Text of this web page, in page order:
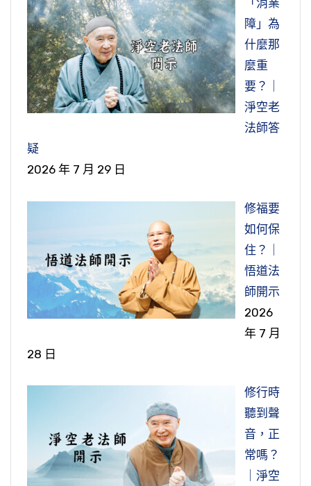
「消業
障」為
什麼那
麼重
要？｜
淨空老
法師答
疑
2026 年 7 月 29 日
修福要
如何保
住？｜
悟道法
師開示
2026
年 7 月
28 日
修行時
聽到聲
音，正
常嗎？
｜淨空